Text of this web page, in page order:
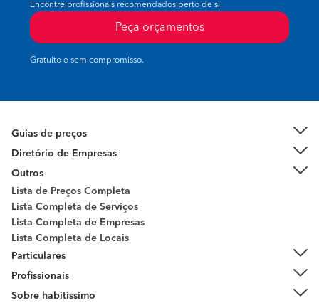
Encontre profissionais recomendados perto de si
Peça orçamentos
Gratuito e sem compromisso.
Guias de preços
Diretório de Empresas
Outros
Lista de Preços Completa
Lista Completa de Serviços
Lista Completa de Empresas
Lista Completa de Locais
Particulares
Profissionais
Sobre habitissimo